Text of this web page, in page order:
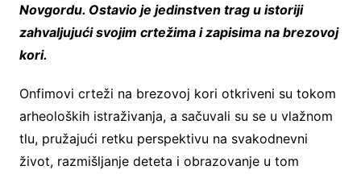
Novgordu. Ostavio je jedinstven trag u istoriji
zahvaljujući svojim crtežima i zapisima na brezovoj
kori.
Onfimovi crteži na brezovoj kori otkriveni su tokom
arheoloških istraživanja, a sačuvali su se u vlažnom
tlu, pružajući retku perspektivu na svakodnevni
život, razmišljanje deteta i obrazovanje u tom